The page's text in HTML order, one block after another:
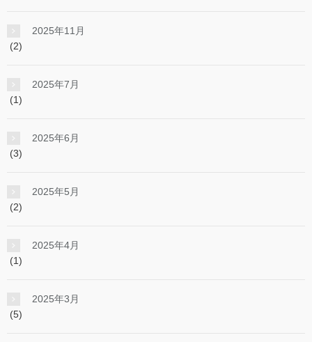
2025年11月
(2)
2025年7月
(1)
2025年6月
(3)
2025年5月
(2)
2025年4月
(1)
2025年3月
(5)